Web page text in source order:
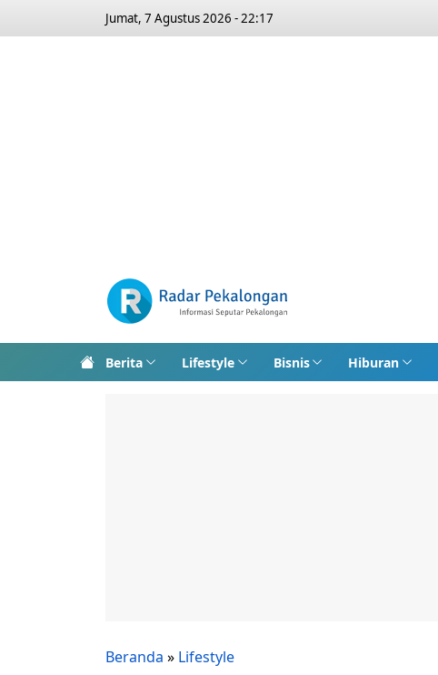
Jumat, 7 Agustus 2026 - 22:17
Berita Lifestyle Bisnis Hiburan
Beranda » Lifestyle